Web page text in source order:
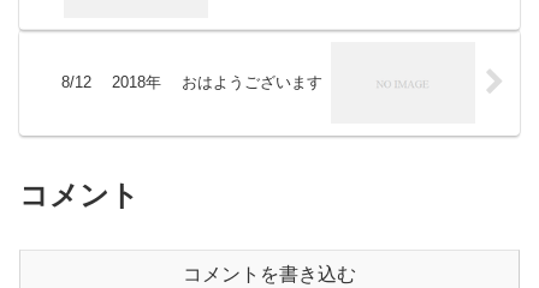
8/12 2018年 おはようございます
コメント
コメントを書き込む